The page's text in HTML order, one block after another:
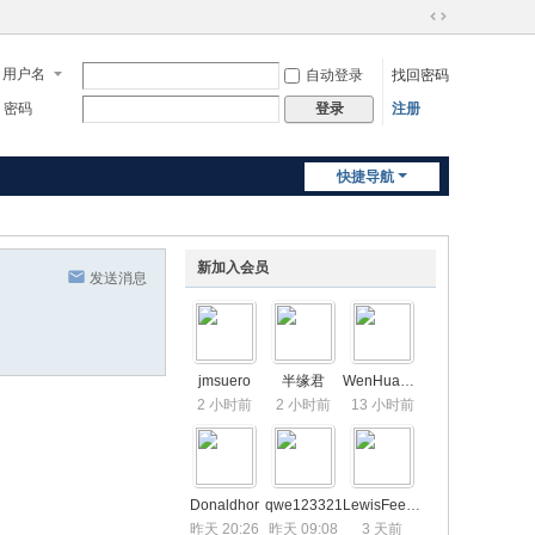
切
到
用户名 自动登录
找回密码
密码
登录 注册
快捷导航
新加入会员
jmsuero
2 小时前
半缘君
2 小时前
WenHuaXuan
13 小时前
Donaldhor
昨天 20:26
qwe123321
昨天 09:08
LewisFeemn
3 天前
发送消息